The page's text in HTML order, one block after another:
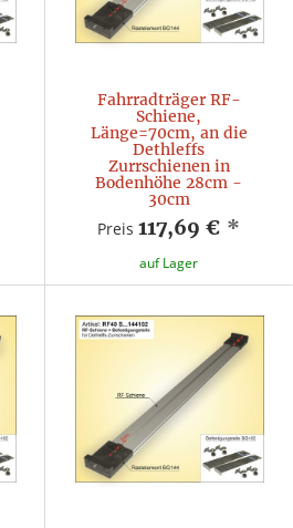
Fahrradträger RF-
Schiene,
Länge=70cm, an die
Dethleffs
Zurrschienen in
Bodenhöhe 28cm -
30cm
Preis 117,69 € *
auf Lager